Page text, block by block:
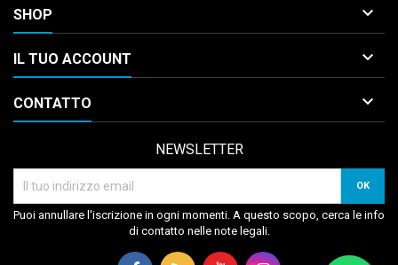
SHOP 
IL TUO ACCOUNT 
CONTATTO 
NEWSLETTER
Puoi annullare l'iscrizione in ogni momenti. A questo scopo, cerca le info
di contatto nelle note legali.